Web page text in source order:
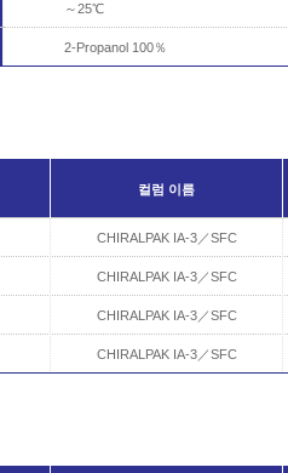
～25℃
2-Propanol 100％
컬럼 이름
CHIRALPAK IA-3／SFC
CHIRALPAK IA-3／SFC
CHIRALPAK IA-3／SFC
CHIRALPAK IA-3／SFC